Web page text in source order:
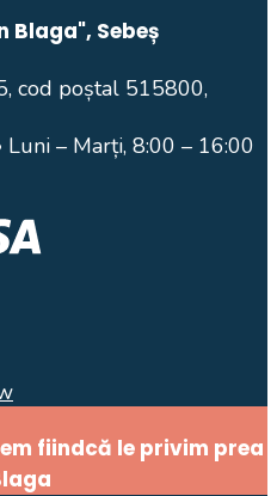
Blaga", Sebeș
cod poștal 515800,
Luni – Marți, 8:00 – 16:00
fiindcă le privim prea